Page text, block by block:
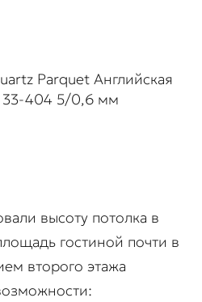
Parquet Английская
33-404 5/0,6 мм
высоту потолка в
гостиной почти в
второго этажа